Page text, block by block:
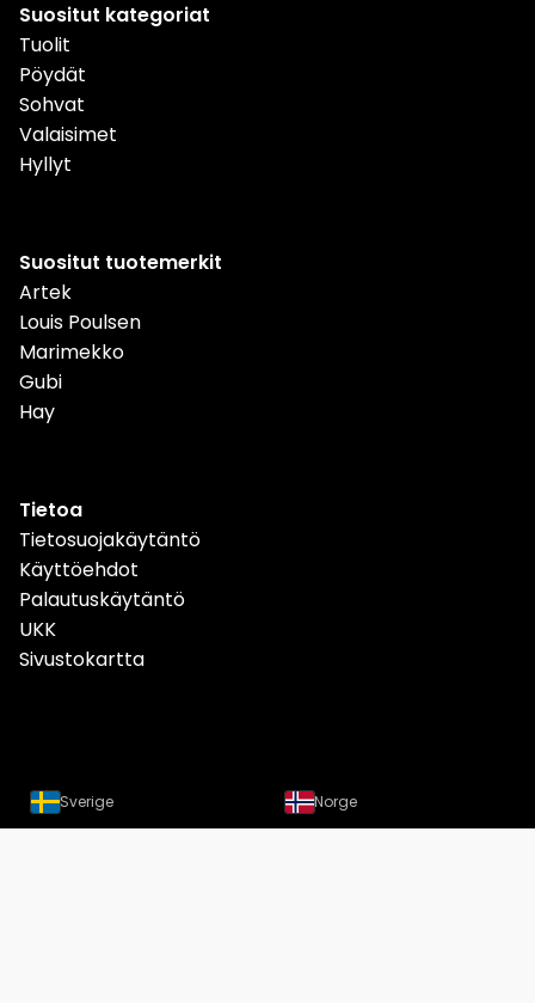
Suositut kategoriat
Tuolit
Pöydät
Sohvat
Valaisimet
Hyllyt
Suositut tuotemerkit
Artek
Louis Poulsen
Marimekko
Gubi
Hay
Tietoa
Tietosuojakäytäntö
Käyttöehdot
Palautuskäytäntö
UKK
Sivustokartta
Sverige Norge